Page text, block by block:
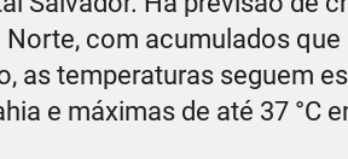
Norte, com acumulados
as temperaturas seguem
e máximas de até 37 °C